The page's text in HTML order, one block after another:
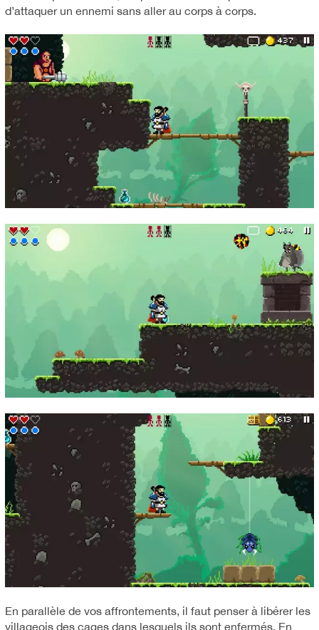
d’attaquer un ennemi sans aller au corps à corps.
En parallèle de vos affrontements, il faut penser à libérer les
villageois des cages dans lesquels ils sont enfermés. En